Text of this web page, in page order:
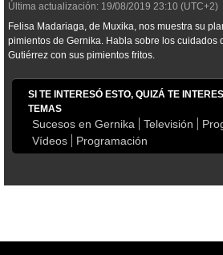
Última actualización: 19/08/2019 23:10 (UTC+2)
Felisa Madariaga, de Muxika, nos muestra su
pimientos de Gernika. Habla sobre los cuidados
Gutiérrez con sus pimientos fritos.
SI TE INTERESÓ ESTO, QUIZÁ TE
TEMAS
Sucesos en Gernika Televisión
Vídeos
Programación